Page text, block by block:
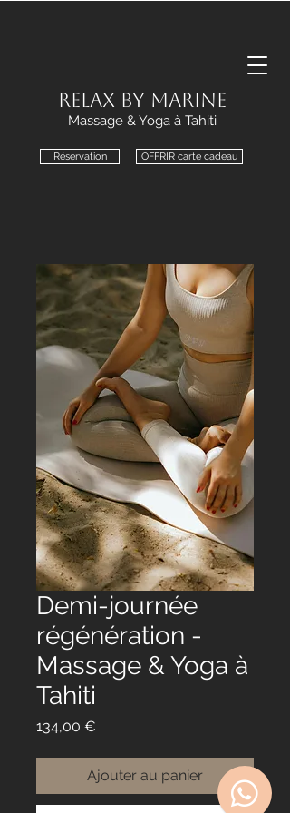
Réservation OFFRIR carte cadeau
Relax by Marine
Massage & Yoga à Tahiti
Demi-journée
régénération -
Massage & Yoga à
Tahiti
134,00 €
Ajouter au panier